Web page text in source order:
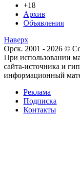
+18
Архив
Объявления
Наверх
Орск. 2001 - 2026 ©
При использовании
сайта-источника и
информационный
Реклама
Подписка
Контакты